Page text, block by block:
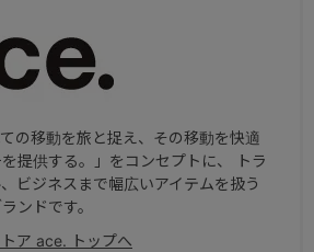
の移動を旅と捉え、その移動を快適
提供する。」をコンセプトに、 トラ
ビジネスまで幅広いアイテムを扱う
ンドです。
ア ace. トップへ